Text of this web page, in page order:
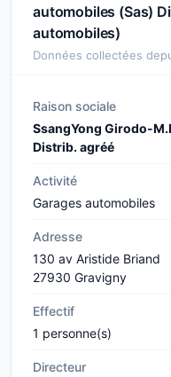
automobiles (Sas)
automobiles)
Données collectées
Raison sociale
SsangYong Girodo-
Distrib. agréé
Activité
Garages automobiles
Adresse
130 av Aristide Briand
27930 Gravigny
Effectif
1 personne(s)
Directeur